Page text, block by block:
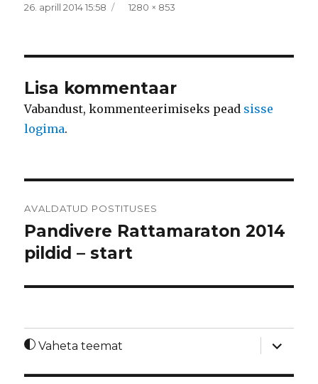
Postitatud
26. aprill 2014 15:58 Täissuurus
1280 × 853
Lisa kommentaar
Vabandust, kommenteerimiseks pead sisse
logima.
AVALDATUD POSTITUSES
Pandivere Rattamaraton 2014
pildid – start
Vaheta teemat
laienda